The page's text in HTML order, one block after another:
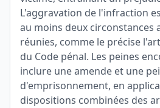
L'aggravation de l'infraction
au moins deux circonstances
réunies, comme le précise
du Code pénal. Les peines
inclure une amende et une
d'emprisonnement, en
dispositions combinées des